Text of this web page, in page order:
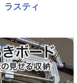
ラスティ